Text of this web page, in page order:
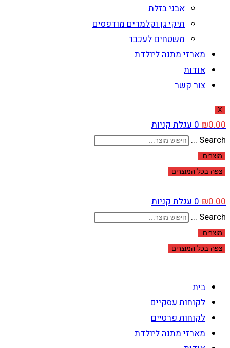
אבני בזלת
תיקי גן וקלמרים מודפסים
משטחים לעכבר
מארזי מתנה ליולדת
אודות
צור קשר
X
₪0.00
0עגלת קניות
Search ...
מוצרים:
צפה בכל המוצרים
₪0.00
0עגלת קניות
Search ...
מוצרים:
צפה בכל המוצרים
בית
לקוחות עסקיים
לקוחות פרטיים
מארזי מתנה ליולדת